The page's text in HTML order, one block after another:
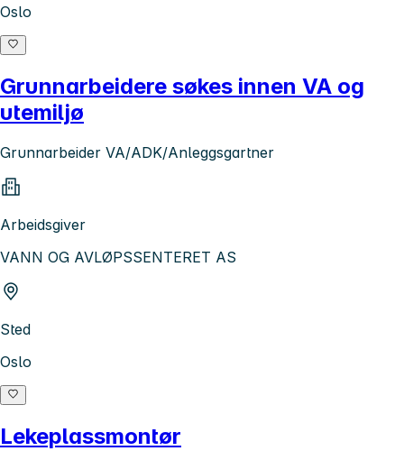
Oslo
Grunnarbeidere søkes innen VA og
utemiljø
Grunnarbeider VA/ADK/Anleggsgartner
Arbeidsgiver
VANN OG AVLØPSSENTERET AS
Sted
Oslo
Lekeplassmontør